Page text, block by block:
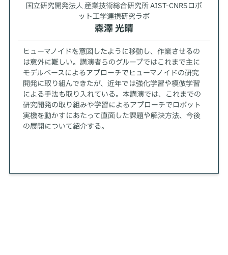
国立研究開発法人 産業技術総合研究所 AIST-CNRSロボ
ット工学連携研究ラボ
森澤 光晴
ヒューマノイドを意図したように移動し、作業させるの
は意外に難しい。講演者らのグループではこれまで主に
モデルベースによるアプローチでヒューマノイドの研究
開発に取り組んできたが、近年では強化学習や模倣学習
による手法も取り入れている。本講演では、これまでの
研究開発の取り組みや学習によるアプローチでロボット
実機を動かすにあたって直面した課題や解決方法、今後
の展開について紹介する。